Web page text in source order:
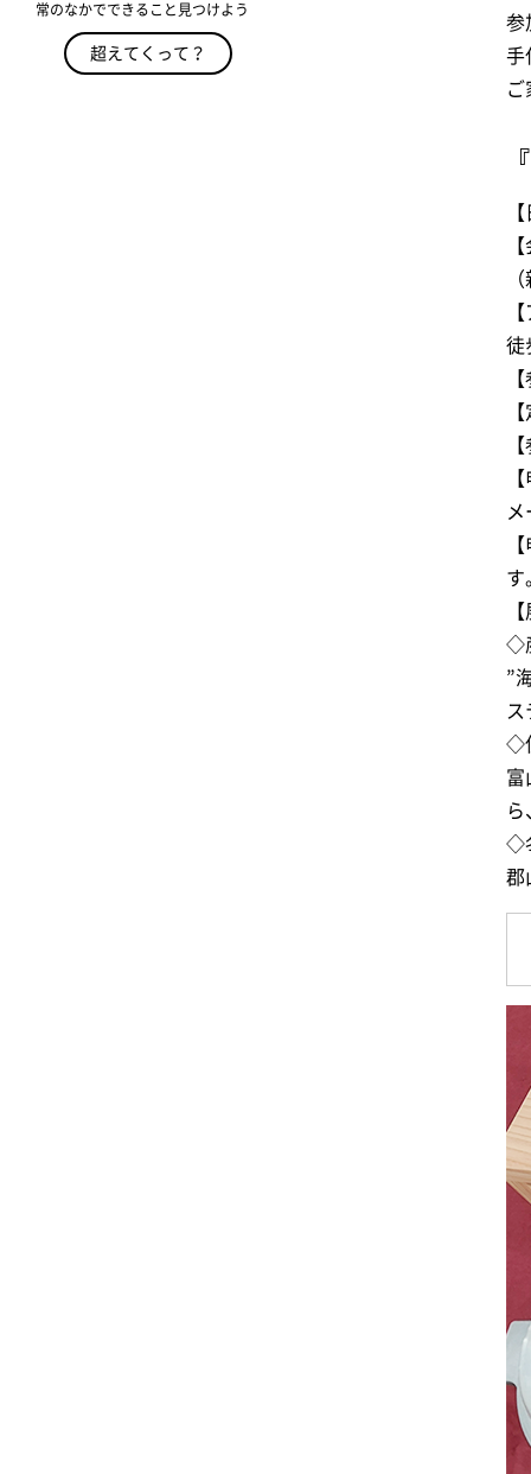
常のなかでできること見つけよう
超えてくって？
参
手
ご
徒
す
◇
”
◇
富
◇
郡